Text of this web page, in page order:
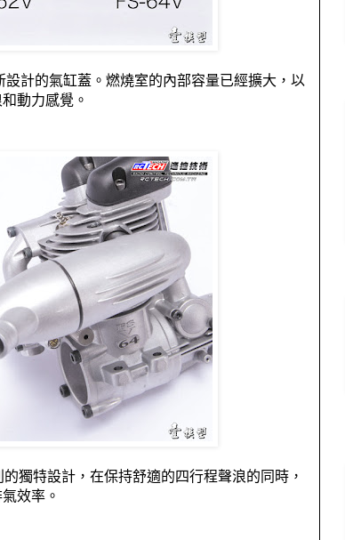
設計的氣缸蓋。燃燒室的內部容量已經擴大，以
動力感覺。
的獨特設計，在保持舒適的四行程聲浪的同時，
效率。